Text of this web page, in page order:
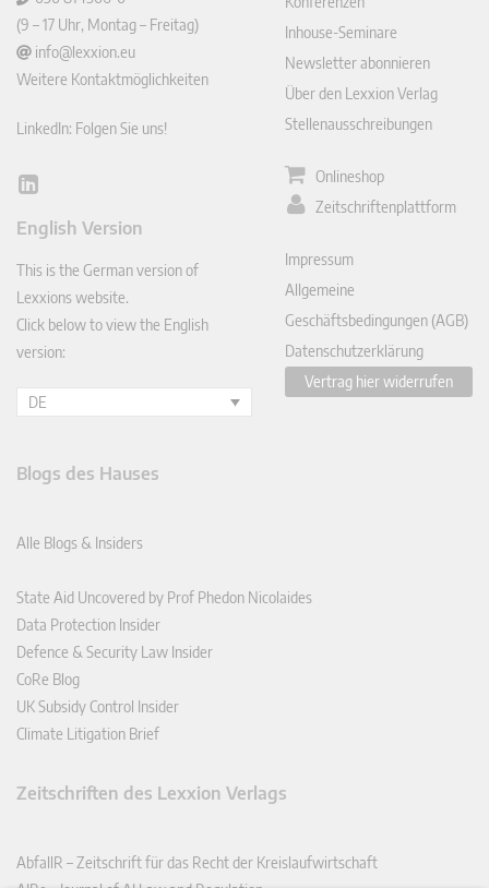
(9 – 17 Uhr, Montag – Freitag)
info@lexxion.eu
Weitere Kontaktmöglichkeiten
LinkedIn: Folgen Sie uns!
Lin
In
English Version
This is the German version of
Lexxions website.
Click below to view the English
version:
DE
Inhouse-Seminare
Newsletter abonnieren
Über den Lexxion Verlag
Stellenausschreibungen
Onlineshop
Zeitschriftenplattform
Impressum
Allgemeine
Geschäftsbedingungen (AGB)
Datenschutzerklärung
Vertrag hier widerrufen
Blogs des Hauses
Alle Blogs & Insiders
State Aid Uncovered by Prof Phedon Nicolaides
Data Protection Insider
Defence & Security Law Insider
CoRe Blog
UK Subsidy Control Insider
Climate Litigation Brief
Zeitschriften des Lexxion Verlags
AbfallR – Zeitschrift für das Recht der Kreislaufwirtschaft